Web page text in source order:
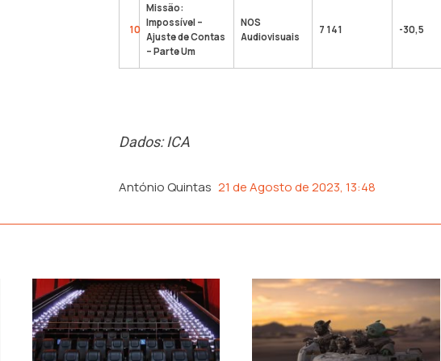
10
Missão:
Impossível –
Ajuste de Contas
– Parte Um
NOS
Audiovisuais
7 141 -30,5
Dados: ICA
António Quintas 21 de Agosto de 2023, 13:48